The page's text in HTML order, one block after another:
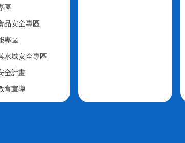
區
品安全專區
專區
水域安全專區
全計畫
育宣導